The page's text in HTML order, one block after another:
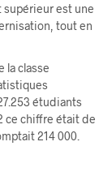
supérieur est une
tout en
la classe
étudiants
ce chiffre était de
214 000.